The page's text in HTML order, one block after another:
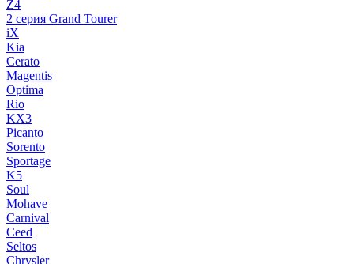
Z4
2 серия Grand Tourer
iX
Kia
Cerato
Magentis
Optima
Rio
KX3
Picanto
Sorento
Sportage
K5
Soul
Mohave
Carnival
Ceed
Seltos
Chrysler